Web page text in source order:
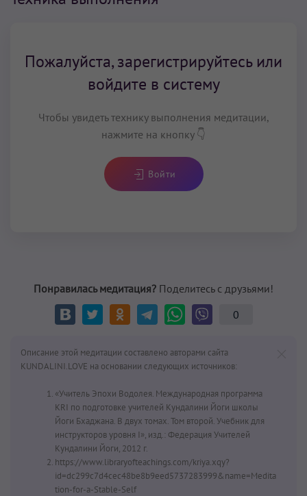
Пожалуйста, зарегистрируйтесь или
войдите в систему
Чтобы увидеть технику выполнения медитации,
нажмите на кнопку 👇
Войти
Понравилась медитация? Поделитесь с друзьями!
0
Описание этой медитации составлено авторами сайта
KUNDALINI.LOVE на основании следующих источников:
«Учитель Эпохи Водолея. Международная программа
KRI по подготовке учителей Кундалини Йоги школы
Йоги Бхаджана. В двух томах. Том второй. Учебник для
инструкторов уровня I», изд.: Федерация Учителей
Кундалини Йоги, 2012 г.
https://www.libraryofteachings.com/kriya.xqy?
id=dc299c7d4cec48be8b9eed5737283999&name=Medita
tion-for-a-Stable-Self